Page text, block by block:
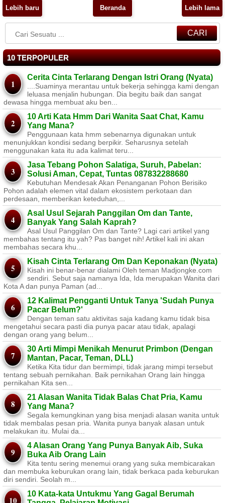
Lebih baru Lebih lama
Beranda
CARI
10 TERPOPULER
Cerita Cinta Terlarang Dengan Istri Orang (Nyata)
....Suaminya merantau untuk bekerja sehingga kami dengan
leluasa menjalin hubungan. Dia begitu baik dan sangat
dewasa hingga membuat aku ben...
10 Arti Kata Hmm Dari Wanita Saat Chat, Kamu
Yang Mana?
Penggunaan kata hmm sebenarnya digunakan untuk
menunjukkan kondisi sedang berpikir. Seharusnya setelah
menggunakan kata itu ada kalimat teru...
Jasa Tebang Pohon Salatiga, Suruh, Pabelan:
Solusi Aman, Cepat, Tuntas 087832288680
Kebutuhan Mendesak Akan Penanganan Pohon Berisiko ​
Pohon adalah elemen vital dalam ekosistem perkotaan dan
perdesaan, memberikan keteduhan,...
Asal Usul Sejarah Panggilan Om dan Tante,
Banyak Yang Salah Kaprah?
Asal Usul Panggilan Om dan Tante? Lagi cari artikel yang
membahas tentang itu yah? Pas banget nih! Artikel kali ini akan
membahas secara khu...
Kisah Cinta Terlarang Om Dan Keponakan (Nyata)
Kisah ini benar-benar dialami Oleh teman Madjongke.com
sendiri. Sebut saja namanya Ida, Ida merupakan Wanita dari
Kota A dan punya Paman (ad...
12 Kalimat Pengganti Untuk Tanya 'Sudah Punya
Pacar Belum?'
Dengan teman satu aktivitas saja kadang kamu tidak bisa
mengetahui secara pasti dia punya pacar atau tidak, apalagi
dengan orang yang belum...
30 Arti Mimpi Menikah Menurut Primbon (Dengan
Mantan, Pacar, Teman, DLL)
Ketika Kita tidur dan bermimpi, tidak jarang mimpi tersebut
tentang sebuah pernikahan. Baik pernikahan Orang lain hingga
pernikahan Kita sen...
21 Alasan Wanita Tidak Balas Chat Pria, Kamu
Yang Mana?
Segala kemungkinan yang bisa menjadi alasan wanita untuk
tidak membalas pesan pria. Wanita punya banyak alasan untuk
melakukan itu. Mulai da...
4 Alasan Orang Yang Punya Banyak Aib, Suka
Buka Aib Orang Lain
Kita tentu sering menemui orang yang suka membicarakan
dan membuka keburukan orang lain, tidak berkaca pada keburukan
diri sendiri. Seolah m...
10 Kata-kata Untukmu Yang Gagal Berumah